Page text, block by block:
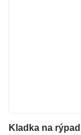
Kladka na